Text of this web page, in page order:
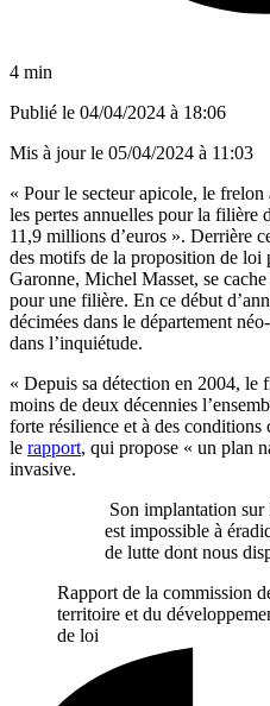
4 min
Publié le 04/04/2024 à 18:06
Mis à jour le 05/04/2024 à 11:03
« Pour le secteur apicole, le
les pertes annuelles pour la filière
11,9 millions d’euros ». Derrière
des motifs de la proposition de loi
Garonne, Michel Masset, se
pour une filière. En ce début
décimées dans le département
dans l’inquiétude.
« Depuis sa détection en 2004, le
moins de deux décennies
forte résilience et à des
le rapport, qui propose « un plan
invasive.
Son implantation
est impossible à
de lutte dont nous
Rapport de la commission
territoire et du
de loi